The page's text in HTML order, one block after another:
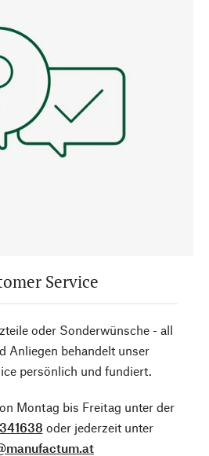
Service
oder Sonderwünsche - all
Anliegen behandelt unser
persönlich und fundiert.
Montag bis Freitag unter der
oder jederzeit unter